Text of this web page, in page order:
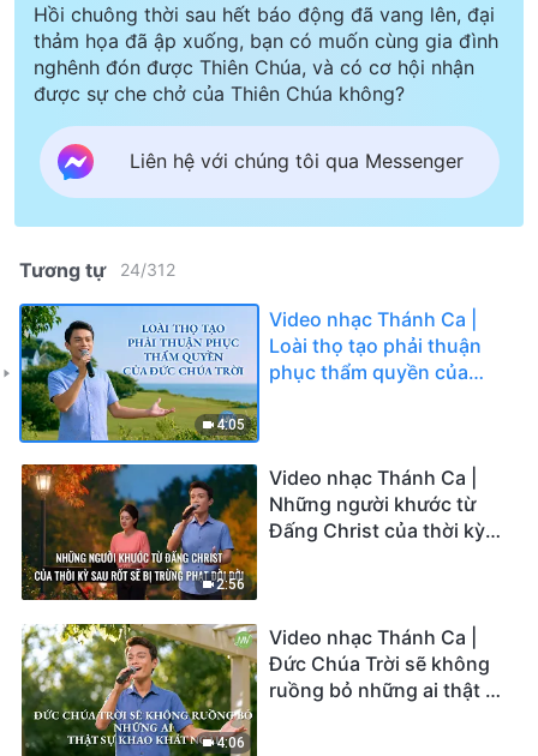
Hồi chuông thời sau hết báo động đã vang lên, đại
thảm họa đã ập xuống, bạn có muốn cùng gia đình
nghênh đón được Thiên Chúa, và có cơ hội nhận
được sự che chở của Thiên Chúa không?
Liên hệ với chúng tôi qua Messenger
Tương tự 24/312
4:05
Video nhạc Thánh Ca |
Loài thọ tạo phải thuận
phục thẩm quyền của
2:56
Video nhạc Thánh Ca |
Những người khước từ
Đấng Christ của thời kỳ
4:06
Video nhạc Thánh Ca |
Đức Chúa Trời sẽ không
ruồng bỏ những ai thật sự